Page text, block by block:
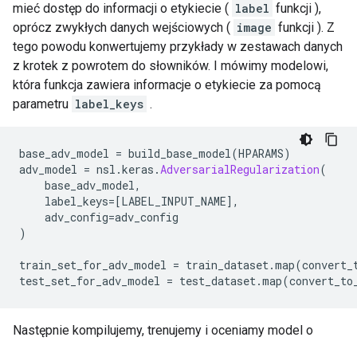
mieć dostęp do informacji o etykiecie ( label funkcji ),
oprócz zwykłych danych wejściowych ( image funkcji ). Z
tego powodu konwertujemy przykłady w zestawach danych
z krotek z powrotem do słowników. I mówimy modelowi,
która funkcja zawiera informacje o etykiecie za pomocą
parametru label_keys .
base_adv_model = build_base_model(HPARAMS)
adv_model = nsl .keras .AdversarialRegularization(
base_adv_model,
label_keys=[LABEL_INPUT_NAME],
adv_config=adv_config
)
train_set_for_adv_model = train_dataset.map(
test_set_for_adv_model = test_dataset.map(
Następnie kompilujemy, trenujemy i oceniamy model o